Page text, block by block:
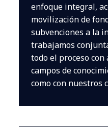
enfoque integral,
movilización de
subvenciones a la
trabajamos
todo el proceso con
campos de
como con nuestros